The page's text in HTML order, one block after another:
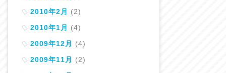
2010年2月 (2)
2010年1月 (4)
2009年12月 (4)
2009年11月 (2)